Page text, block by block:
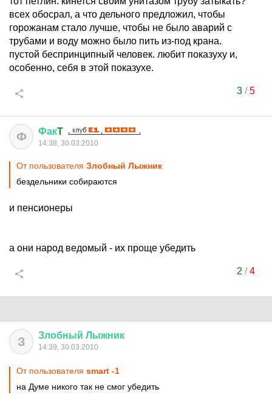
всех обосрал, а что дельного предложил, чтобы
горожанам стало лучше, чтобы не было аварий с
трубами и воду можно было пить из-под крана.
пустой беспринципный человек. любит показуху и,
особенно, себя в этой показухе.
3/5
Ф ФакT
14:38, 30.03.2010
От пользователя Злобный Лыжник
бездельники собираются
и пенсионеры
а они народ ведомый - их проще убедить
2 /4
З Злобный Лыжник
14:39, 30.03.2010
От пользователя smart -1
на Думе никого так не смог убедить